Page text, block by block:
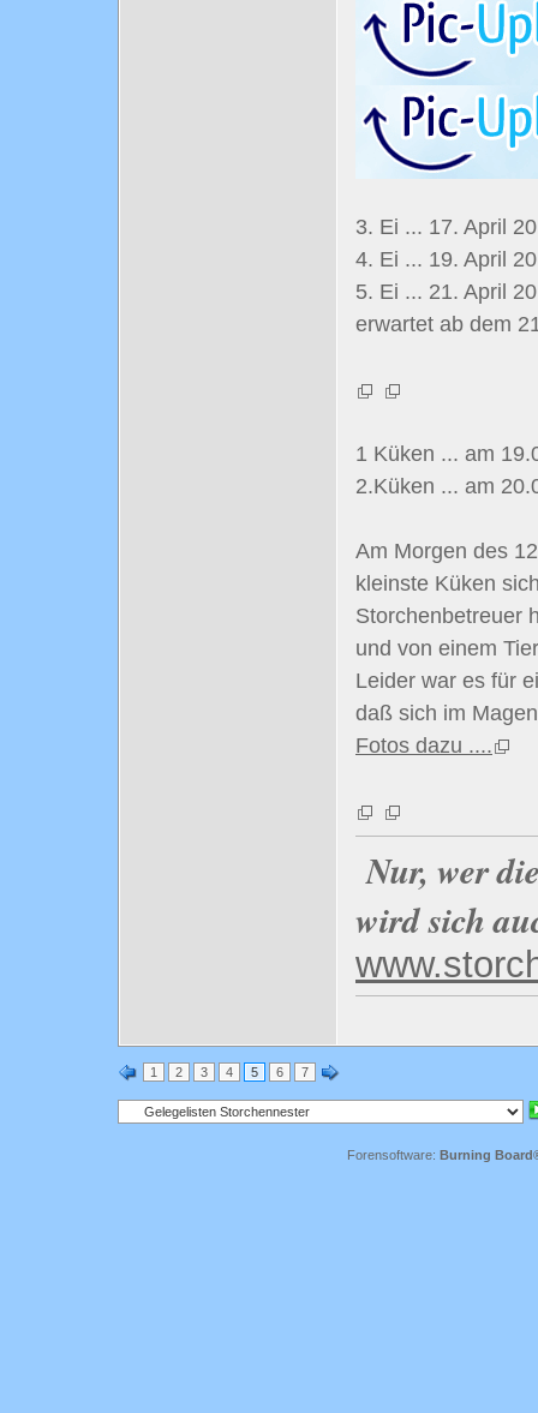
3. Ei ... 17. April
4. Ei ... 19. April
5. Ei ... 21. April
erwartet ab dem
1 Küken ... am
2.Küken ... am
Am Morgen des
kleinste Küken
Storchenbetreuer
und von einem
Leider war es für
daß sich im
Fotos dazu ....
Nur, wer
wird sich
1 2 3 4 5 6 7
Forensoftware: Burning